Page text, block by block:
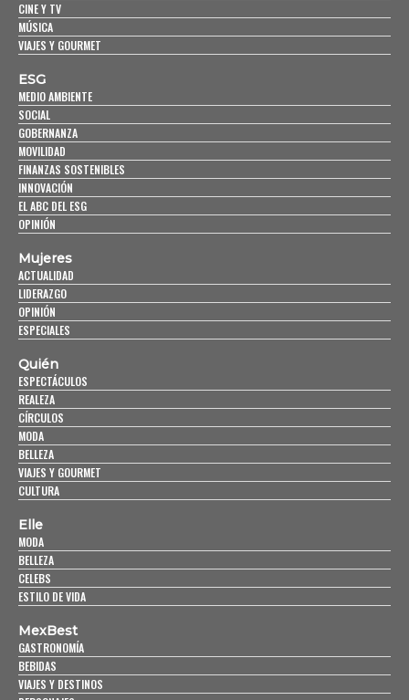
CINE Y TV
MÚSICA
VIAJES Y GOURMET
ESG
MEDIO AMBIENTE
SOCIAL
GOBERNANZA
MOVILIDAD
FINANZAS SOSTENIBLES
INNOVACIÓN
EL ABC DEL ESG
OPINIÓN
Mujeres
ACTUALIDAD
LIDERAZGO
OPINIÓN
ESPECIALES
Quién
ESPECTÁCULOS
REALEZA
CÍRCULOS
MODA
BELLEZA
VIAJES Y GOURMET
CULTURA
Elle
MODA
BELLEZA
CELEBS
ESTILO DE VIDA
MexBest
GASTRONOMÍA
BEBIDAS
VIAJES Y DESTINOS